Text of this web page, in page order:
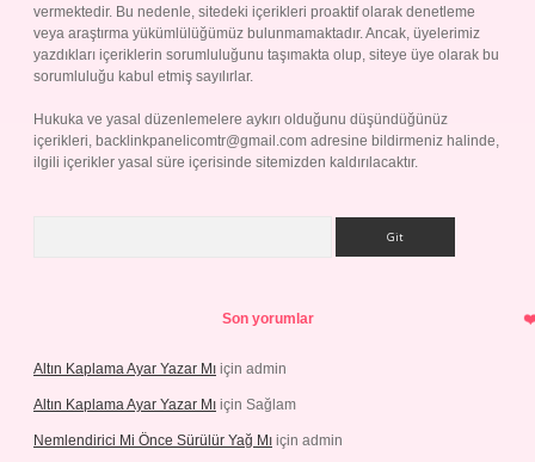
vermektedir. Bu nedenle, sitedeki içerikleri proaktif olarak denetleme
veya araştırma yükümlülüğümüz bulunmamaktadır. Ancak, üyelerimiz
yazdıkları içeriklerin sorumluluğunu taşımakta olup, siteye üye olarak bu
sorumluluğu kabul etmiş sayılırlar.
Hukuka ve yasal düzenlemelere aykırı olduğunu düşündüğünüz
içerikleri, backlinkpanelicomtr@gmail.com adresine bildirmeniz halinde,
ilgili içerikler yasal süre içerisinde sitemizden kaldırılacaktır.
Son yorumlar
Altın Kaplama Ayar Yazar Mı için admin
Altın Kaplama Ayar Yazar Mı için Sağlam
Nemlendirici Mi Önce Sürülür Yağ Mı için admin